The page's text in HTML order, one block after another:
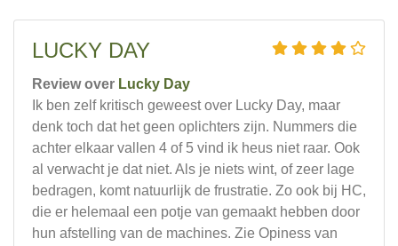
LUCKY DAY
Review over Lucky Day
Ik ben zelf kritisch geweest over Lucky Day, maar
denk toch dat het geen oplichters zijn. Nummers die
achter elkaar vallen 4 of 5 vind ik heus niet raar. Ook
al verwacht je dat niet. Als je niets wint, of zeer lage
bedragen, komt natuurlijk de frustratie. Zo ook bij HC,
die er helemaal een potje van gemaakt hebben door
hun afstelling van de machines. Zie Opiness van